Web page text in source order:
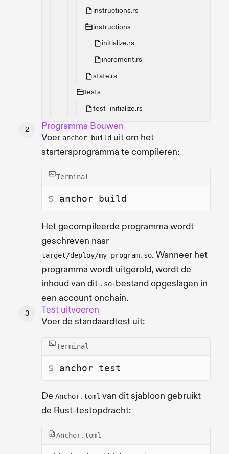
instructions.rs
instructions
initialize.rs
increment.rs
state.rs
tests
test_initialize.rs
Programma Bouwen
Voer anchor build uit om het
startersprogramma te compileren:
Terminal
$ anchor build
Het gecompileerde programma wordt
geschreven naar
target/deploy/my_program.so. Wanneer het
programma wordt uitgerold, wordt de
inhoud van dit .so-bestand opgeslagen in
een account onchain.
Test uitvoeren
Voer de standaardtest uit:
Terminal
$ anchor test
De Anchor.toml van dit sjabloon gebruikt
de Rust-testopdracht:
Anchor.toml